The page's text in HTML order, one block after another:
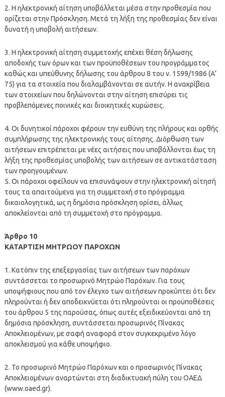
2. Η ηλεκτρονική αίτηση υποβάλλεται μέσα στην προθεσμία που
ορίζεται στην Πρόσκληση. Μετά τη λήξη της προθεσμίας δεν είναι
δυνατή η υποβολή αιτήσεων.
3. Η ηλεκτρονική αίτηση συμμετοχής επέχει θέση δήλωσης
αποδοχής των όρων και των προϋποθέσεων του προγράμματος
καθώς και υπεύθυνης δήλωσης του άρθρου 8 του ν. 1599/1986 (Α’
75) για τα στοιχεία που διαλαμβάνονται σε αυτήν. Η ανακρίβεια
των στοιχείων που δηλώνονται στην αίτηση επισύρει τις
προβλεπόμενες ποινικές και διοικητικές κυρώσεις.
4. Οι δυνητικοί πάροχοι φέρουν την ευθύνη της πλήρους και ορθής
συμπλήρωσης της ηλεκτρονικής τους αίτησης. Διόρθωση των
αιτήσεων επιτρέπεται με νέες αιτήσεις που υποβάλλονται έως τη
λήξη της προθεσμίας υποβολής των αιτήσεων σε αντικατάσταση
των προηγουμένων.
5. Οι πάροχοι οφείλουν να επισυνάψουν στην ηλεκτρονική αίτησή
τους τα απαιτούμενα για τη συμμετοχή στο πρόγραμμα
δικαιολογητικά, ως η δημόσια πρόσκληση ορίσει, άλλως
αποκλείονται από τη συμμετοχή στο πρόγραμμα.
Άρθρο 10
ΚΑΤΑΡΤΙΣΗ ΜΗΤΡΩΟΥ ΠΑΡΟΧΩΝ
1. Κατόπιν της επεξεργασίας των αιτήσεων των παρόχων
συντάσσεται το προσωρινό Μητρώο Παρόχων. Για τους
υποψήφιους που από τον έλεγχο των αιτήσεων προκύπτει ότι δεν
πληρούνται ή δεν αποδεικνύεται ότι πληρούνται οι προϋποθέσεις
του άρθρου 5 της παρούσας, όπως αυτές εξειδικεύονται από τη
δημόσια πρόσκληση, συντάσσεται προσωρινός Πίνακας
Αποκλειομένων, με σαφή αναφορά στον συγκεκριμένο λόγο
αποκλεισμού για κάθε υποψήφιο.
2. Το προσωρινό Μητρώο Παρόχων και ο προσωρινός Πίνακας
Αποκλειομένων αναρτώνται στη διαδικτυακή πύλη του ΟΑΕΔ
(www.oaed.gr).